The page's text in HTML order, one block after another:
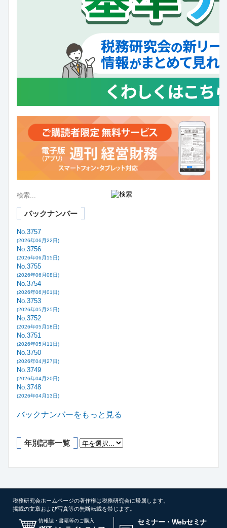
バックナンバー
No.3757
(2026年06月22日)
No.3756
(2026年06月15日)
No.3755
(2026年06月08日)
No.3754
(2026年06月01日)
No.3753
(2026年05月25日)
No.3752
(2026年05月18日)
No.3751
(2026年05月11日)
No.3750
(2026年04月27日)
No.3749
(2026年04月20日)
No.3748
(2026年04月13日)
バックナンバーをもっと見る
年別記事一覧
税務研究会ホームページの著作権は税務研究会に帰属します。
掲載の文章および写真等の無断転載を禁じます。
情報誌・書籍等のご購入 セミナー・Webセミナ